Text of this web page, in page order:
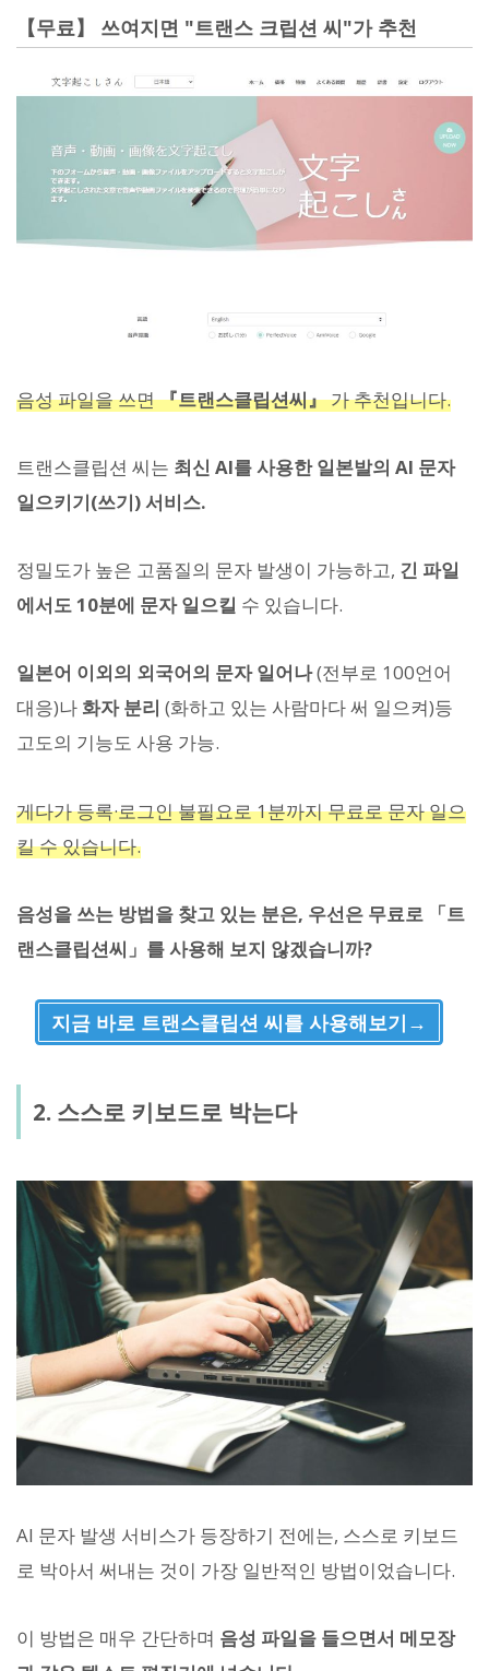
【무료】 쓰여지면 "트랜스 크립션 씨"가 추천
음성 파일을 쓰면『트랜스클립션씨』가 추천입니다.
트랜스클립션 씨는 최신 AI를 사용한 일본발의 AI 문자
일으키기(쓰기) 서비스.
정밀도가 높은 고품질의 문자 발생이 가능하고, 긴 파일
에서도 10분에 문자 일으킬 수 있습니다.
일본어 이외의 외국어의 문자 일어나(전부로 100언어
대응)나화자 분리 (화하고 있는 사람마다 써 일으켜)등
고도의 기능도 사용 가능.
게다가 등록·로그인 불필요로 1분까지 무료로 문자 일으
킬 수 있습니다.
음성을 쓰는 방법을 찾고 있는 분은, 우선은 무료로 「트
랜스클립션씨」를 사용해 보지 않겠습니까?
지금 바로 트랜스클립션 씨를 사용해보기→
2. 스스로 키보드로 박는다
AI 문자 발생 서비스가 등장하기 전에는, 스스로 키보드
로 박아서 써내는 것이 가장 일반적인 방법이었습니다.
이 방법은 매우 간단하며 음성 파일을 들으면서 메모장